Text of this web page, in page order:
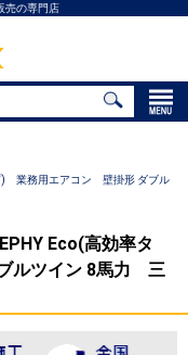
売の専門店
) 業務用エアコン 壁掛形 ダブル
Eco(高効率タ
ルツイン 8馬力 三